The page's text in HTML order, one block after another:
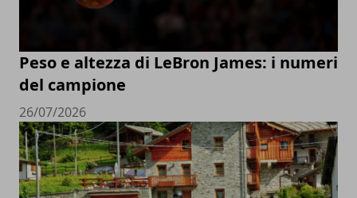
Peso e altezza di LeBron James: i numeri
del campione
26/07/2026